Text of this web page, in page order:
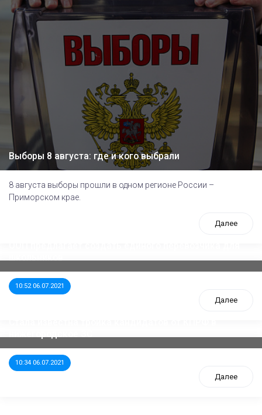
Выборы 8 августа: где и кого выбрали
8 августа выборы прошли в одном регионе России –
Приморском крае.
Далее
10:52 06.07.2021
Далее
10:34 06.07.2021
Далее